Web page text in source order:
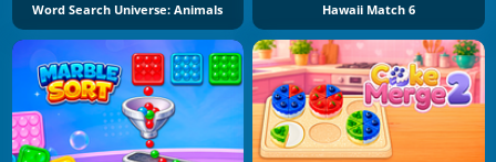
Word Search Universe: Animals Hawaii Match 6